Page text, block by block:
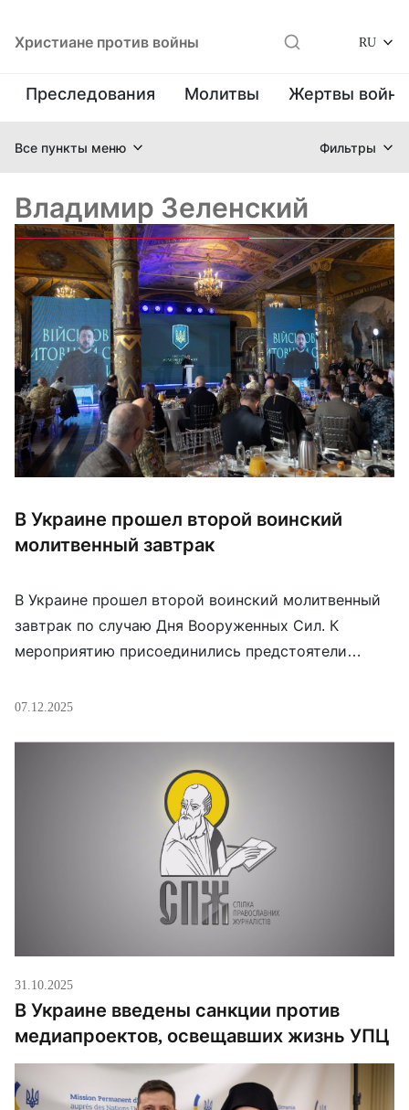
Христиане против войны RU
Преследования Молитвы Жертвы
Все пункты меню Фильтры
Владимир Зеленский
В Украине прошел второй воинский
молитвенный завтрак
В Украине прошел второй воинский молитвенный
завтрак по случаю Дня Вооруженных Сил. К
мероприятию присоединились предстоятели
капелланы, защитники и защитницы и иностранные
заявил, что для Украины лучшим подарком был бы
мир: «Справедливый, достоиный и, как все
говорят, честный. […]
07.12.2025
31.10.2025
В Украине введены санкции против
медиапроектов, освещавших жизнь УПЦ